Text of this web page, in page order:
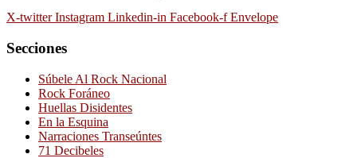
X-twitter Instagram Linkedin-in Facebook-f Envelope
Secciones
Súbele Al Rock Nacional
Rock Foráneo
Huellas Disidentes
En la Esquina
Narraciones Transeúntes
71 Decibeles